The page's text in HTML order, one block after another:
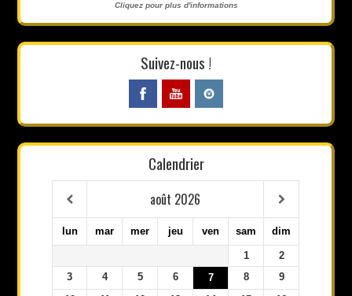
Cliquez pour plus d'informations
Suivez-nous !
Calendrier
août 2026
lun mar mer jeu ven sam dim
1
2
3
4 5 6 7 8
9